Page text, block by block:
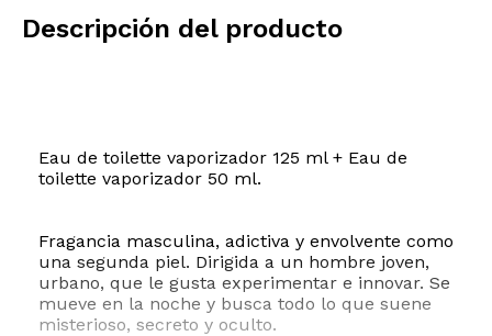
Descripción del producto
Eau de toilette vaporizador 125 ml + Eau de
toilette vaporizador 50 ml.
Fragancia masculina, adictiva y envolvente como
una segunda piel. Dirigida a un hombre joven,
urbano, que le gusta experimentar e innovar. Se
mueve en la noche y busca todo lo que suene
misterioso, secreto y oculto.